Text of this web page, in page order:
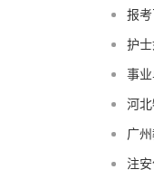
报
护
事
河
广
注